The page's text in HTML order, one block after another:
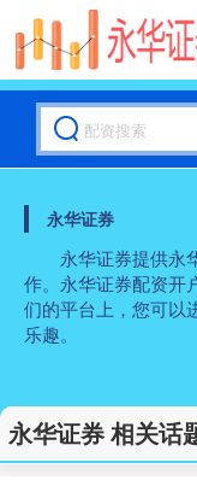
永华证券
永华证券提供永
作。永华证券配资开
们的平台上，您可以
乐趣。
永华证券 相关话